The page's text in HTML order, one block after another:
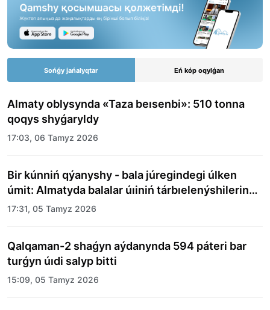
Sońǵy jańalyqtar Eń kóp oqylǵan
Almaty oblysynda «Taza beısenbi»: 510 tonna
qoqys shyǵaryldy
17:03, 06 Tamyz 2026
Bir kúnniń qýanyshy - bala júregindegi úlken
úmit: Almatyda balalar úıiniń tárbıelenýshilerine
merekelik kún uıymdastyryldy
17:31, 05 Tamyz 2026
Qalqaman-2 shaǵyn aýdanynda 594 páteri bar
turǵyn úıdi salyp bitti
15:09, 05 Tamyz 2026